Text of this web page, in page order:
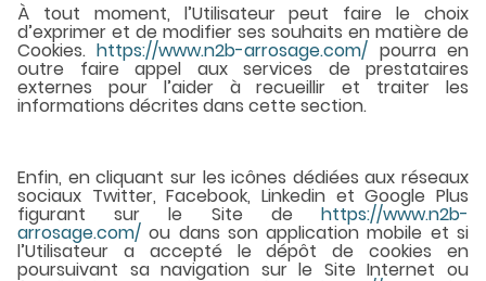
À tout moment, l’Utilisateur peut faire le choix
d’exprimer et de modifier ses souhaits en matière de
Cookies.https://www.n2b-arrosage.com/ pourra en
outre faire appel aux services de prestataires
externes pour l’aider à recueillir et traiter les
informations décrites dans cette section.
Enfin, en cliquant sur les icônes dédiées aux réseaux
sociaux Twitter, Facebook, Linkedin et Google Plus
figurant sur le Site de https://www.n2b-
arrosage.com/ ou dans son application mobile et si
l’Utilisateur a accepté le dépôt de cookies en
poursuivant sa navigation sur le Site Internet ou